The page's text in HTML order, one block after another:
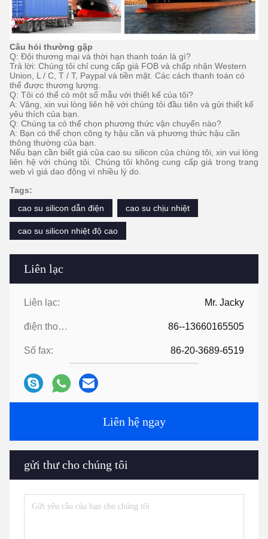
Liên lạc
Liên lạc: Mr. Jacky
điện thoại: 86--13660165505
Số fax: 86-20-3689-6519
Liên hệ ngay
gửi thư cho chúng tôi
Câu hỏi thường gặp
Q: Đội thương mại và thời hạn thanh toán là gì?
Trả lời: Chúng tôi chỉ cung cấp giá FOB và chấp nhận Western
Union, L / C, T / T, Paypal và tiền mặt. Các cách thanh toán có
thể được thương lượng.
Q: Tôi có thể có một số mẫu với thiết kế của tôi?
A: Vâng, xin vui lòng liên hệ với chúng tôi đầu tiên và gửi thiết kế
yêu thích của bạn.
Q: Chúng ta có thể chọn phương thức vận chuyển nào?
A: Bạn có thể chọn công ty hậu cần và phương thức hậu cần
thông thường của bạn.
Nếu bạn cần biết giá của cao su silicon của chúng tôi, xin vui lòng
liên hệ với chúng tôi. Chúng tôi không cung cấp giá trong trang
web vì giá dao động vì nhiều lý do.
Tags:
cao su silicon dẫn điện
cao su chịu nhiệt
cao su silicon nhiệt độ cao